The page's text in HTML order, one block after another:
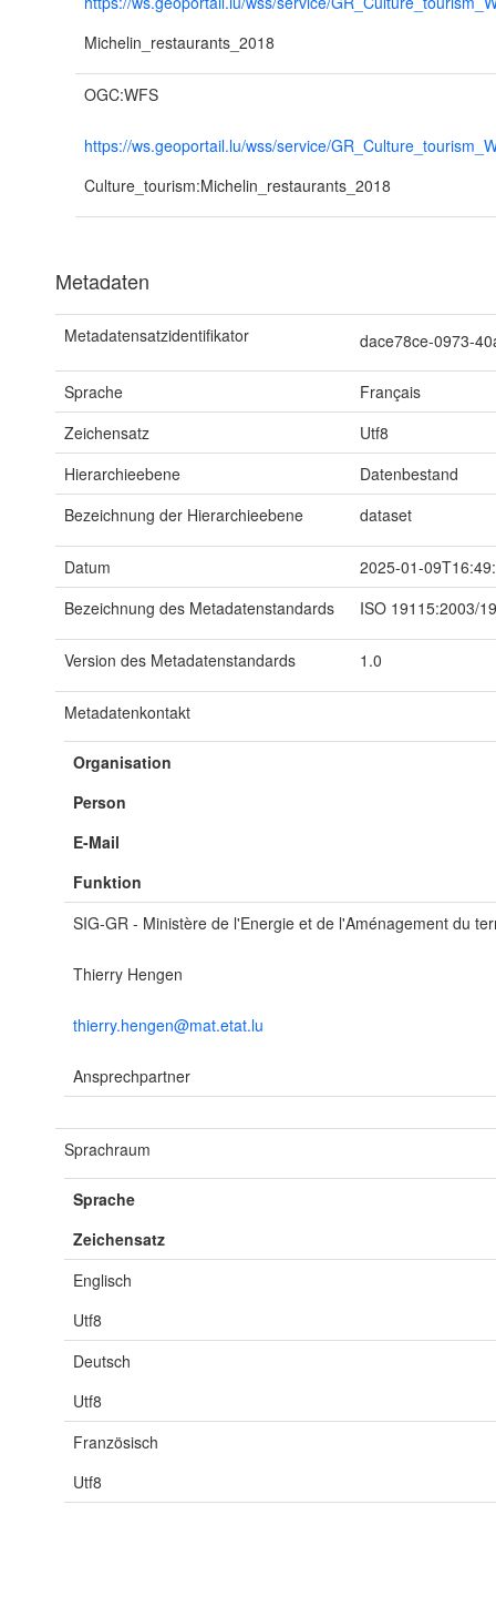
Michelin_restaurants_2018
OGC:WFS
https://ws.geoportail.lu/wss/service/
Culture_tourism:Michelin_restaurants_2018
Metadaten
Metadatensatzidentifikator dace78ce-0973-
Sprache
Français
Zeichensatz
Utf8
Hierarchieebene
Datenbestand
Bezeichnung der Hierarchieebene
dataset
Datum
2025-01-
Bezeichnung des Metadatenstandards
ISO 19115:2003/
Version des Metadatenstandards 1.0
Metadatenkontakt
Organisation
Person
E-Mail
Funktion
SIG-GR - Ministère de l'Energie et de l'Aménagement du
Thierry Hengen
thierry.hengen@mat.etat.lu
Ansprechpartner
Sprachraum
Sprache
Zeichensatz
Englisch
Utf8
Deutsch
Utf8
Französisch
Utf8